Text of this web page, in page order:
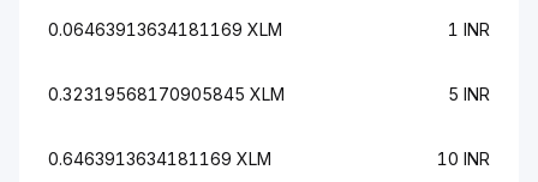
0.06463913634181169 XLM 1 INR
0.32319568170905845 XLM 5 INR
0.6463913634181169 XLM 10 INR